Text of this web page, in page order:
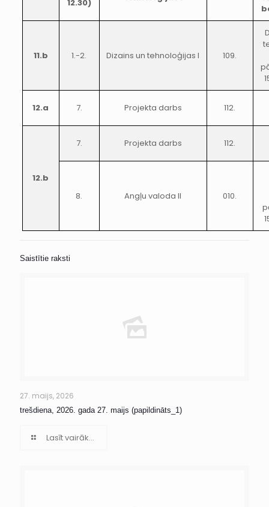
12.30)
11.b 1.-2. Dizains un tehnoloģijas I 109.
12.a 7. Projekta darbs 112.
12.b
7. Projekta darbs 112.
8. Angļu valoda II 010.
Saistītie raksti
27. maijs, 2026
trešdiena, 2026. gada 27. maijs (papildināts_1)
Lasīt vairāk...